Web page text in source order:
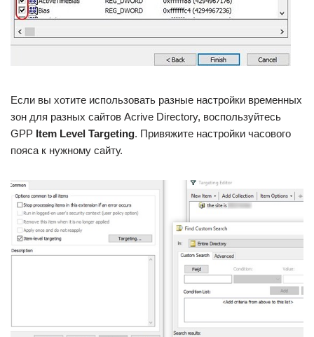
Если вы хотите использовать разные настройки временных
зон для разных сайтов Acrive Directory, воспользуйтесь
GPP Item Level Targeting. Привяжите настройки часового
пояса к нужному сайту.